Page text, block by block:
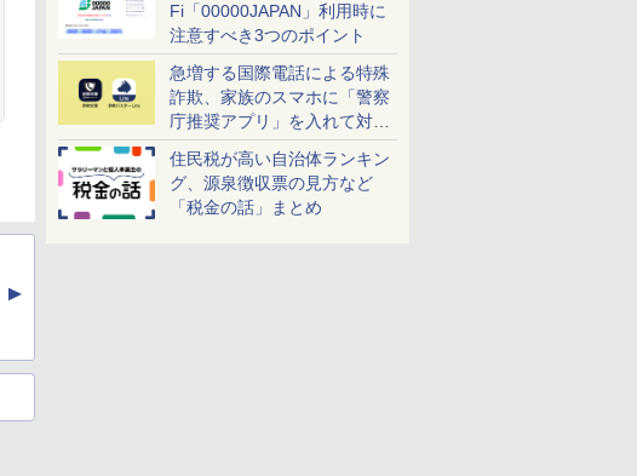
Fi「00000JAPAN」利用時に
注意すべき3つのポイント
急増する国際電話による特殊
詐欺、家族のスマホに「警察
庁推奨アプリ」を入れて対策
しよう！
住民税が高い自治体ランキン
グ、源泉徴収票の見方など
「税金の話」まとめ
▲